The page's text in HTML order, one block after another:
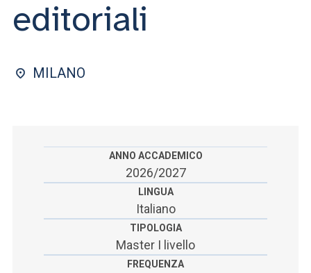
ACCEDI A CLOUDMAIL
editoriali
MILANO
ANNO ACCADEMICO
2026/2027
LINGUA
Italiano
TIPOLOGIA
Master I livello
FREQUENZA